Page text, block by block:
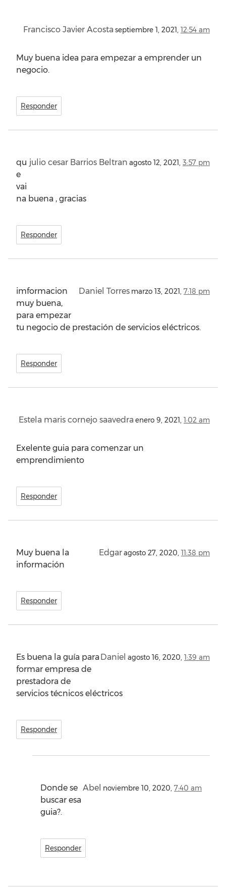
Francisco Javier Acosta septiembre 1, 2021, 12:54 am
Muy buena idea para empezar a emprender un
negocio.
Responder
julio cesar Barrios Beltran agosto 12, 2021, 3:57 pm
qu
e
vai
na buena , gracias
Responder
Daniel Torres marzo 13, 2021, 7:18 pm
imformacion
muy buena,
para empezar
tu negocio de prestación de servicios eléctricos.
Responder
Estela maris cornejo saavedra enero 9, 2021, 1:02 am
Exelente guia para comenzar un
emprendimiento
Responder
Edgaragosto 27, 2020, 11:38 pm
Muy buena la
información
Responder
Daniel agosto 16, 2020, 1:39 am
Es buena la guía para
formar empresa de
prestadora de
servicios técnicos eléctricos
Responder
Abel noviembre 10, 2020, 7:40 am
Donde se
buscar esa
guia?.
Responder